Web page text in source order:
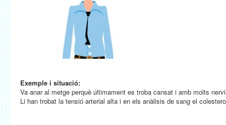
Exemple i situació:
Va anar al metge perquè últimament es troba cansat i amb molts
Li han trobat la tensió arterial alta i en els anàlisis de sang el